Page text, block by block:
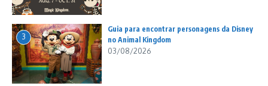
3
Guia para encontrar personagens da Disney
no Animal Kingdom
03/08/2026